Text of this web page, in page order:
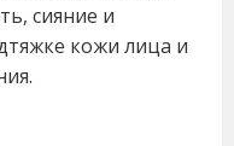
сияние и
кожи лица и